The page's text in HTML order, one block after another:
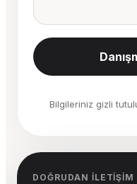
Bilgileriniz gizli
DOĞRUDAN İLETIŞIM